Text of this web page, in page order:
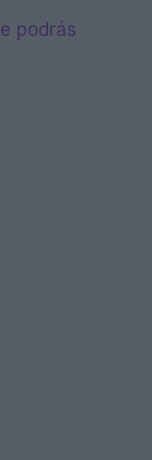
podrás